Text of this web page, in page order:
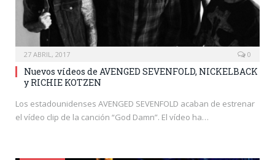
27 ABRIL, 2017 0
Nuevos vídeos de AVENGED SEVENFOLD, NICKELBACK
y RICHIE KOTZEN
Los estadounidenses AVENGED SEVENFOLD acaban de estrenar
el vídeo clip de la canción “God Damn”. El vídeo ha…